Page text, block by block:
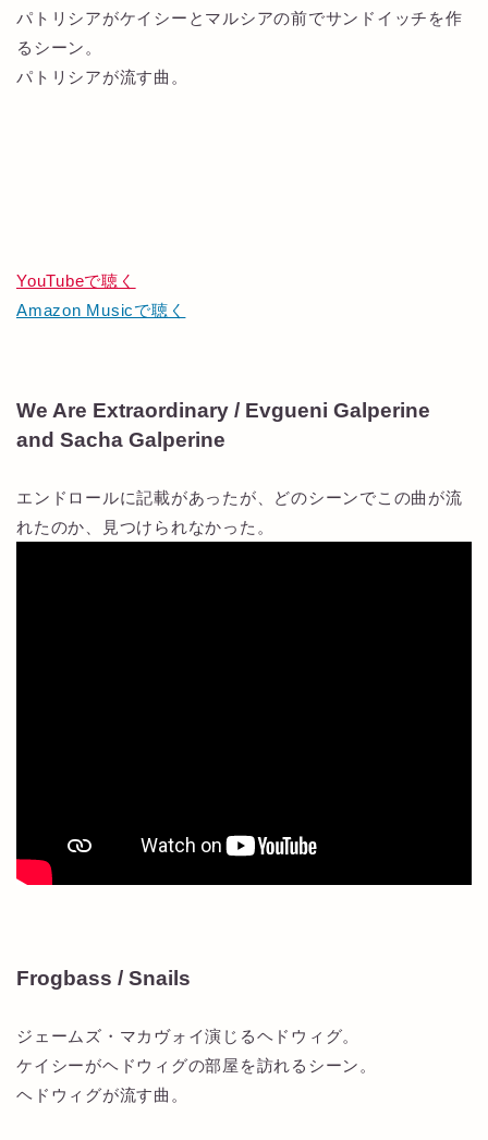
パトリシアがケイシーとマルシアの前でサンドイッチを作
るシーン。
パトリシアが流す曲。
YouTubeで聴く
Amazon Musicで聴く
We Are Extraordinary / Evgueni Galperine
and Sacha Galperine
エンドロールに記載があったが、どのシーンでこの曲が流
れたのか、見つけられなかった。
Frogbass / Snails
ジェームズ・マカヴォイ演じるヘドウィグ。
ケイシーがヘドウィグの部屋を訪れるシーン。
ヘドウィグが流す曲。